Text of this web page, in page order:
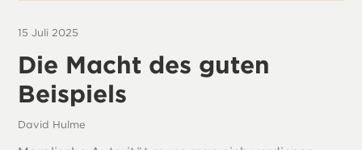
15 Juli 2025
Die Macht des guten
Beispiels
David Hulme